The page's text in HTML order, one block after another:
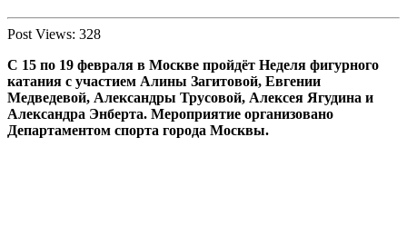
Post Views: 328
С 15 по 19 февраля в Москве пройдёт Неделя фигурного
катания с участием Алины Загитовой, Евгении
Медведевой, Александры Трусовой, Алексея Ягудина и
Александра Энберта. Мероприятие организовано
Департаментом спорта города Москвы.